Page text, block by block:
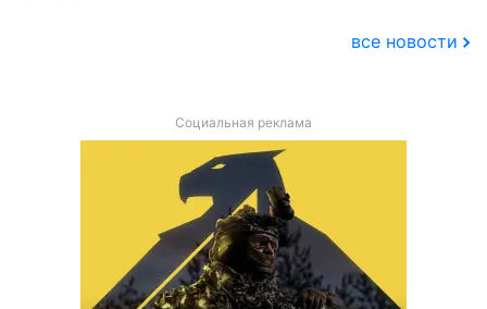
все новости
Социальная реклама